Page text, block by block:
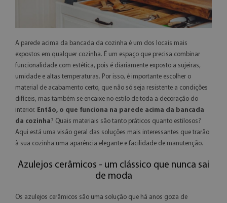
A parede acima da bancada da cozinha é um dos locais mais
expostos em qualquer cozinha. É um espaço que precisa combinar
funcionalidade com estética, pois é diariamente exposto a sujeiras,
umidade e altas temperaturas. Por isso, é importante escolher o
material de acabamento certo, que não só seja resistente a condições
difíceis, mas também se encaixe no estilo de toda a decoração do
interior. Então, o que funciona na parede acima da bancada
da cozinha ? Quais materiais são tanto práticos quanto estilosos?
Aqui está uma visão geral das soluções mais interessantes que trarão
à sua cozinha uma aparência elegante e facilidade de manutenção.
Azulejos cerâmicos - um clássico que nunca sai
de moda
Os azulejos cerâmicos são uma solução que há anos goza de